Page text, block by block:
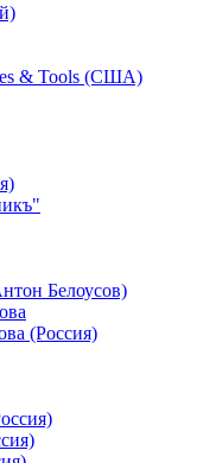
& Tools (США)
Белоусов)
(Россия)